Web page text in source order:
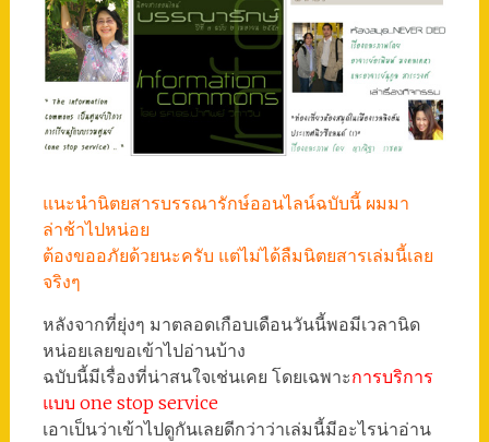
แนะนำนิตยสารบรรณารักษ์ออนไลน์ฉบับนี้ ผมมา
ล่าช้าไปหน่อย
ต้องขออภัยด้วยนะครับ แต่ไม่ได้ลืมนิตยสารเล่มนี้เลย
จริงๆ
หลังจากที่ยุ่งๆ มาตลอดเกือบเดือนวันนี้พอมีเวลานิด
หน่อยเลยขอเข้าไปอ่านบ้าง
ฉบับนี้มีเรื่องที่น่าสนใจเช่นเคย โดยเฉพาะการบริการ
แบบ one stop service
เอาเป็นว่าเข้าไปดูกันเลยดีกว่าว่าเล่มนี้มีอะไรน่าอ่าน